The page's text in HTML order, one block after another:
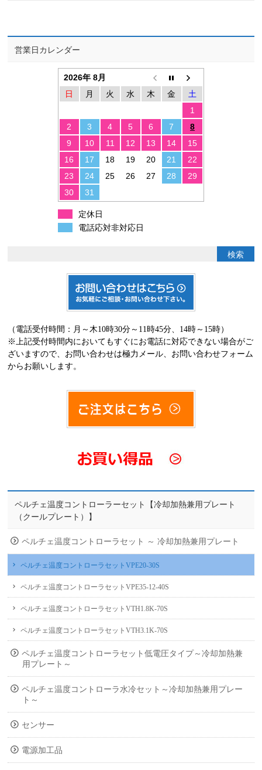
営業日カレンダー
2026年 8月
日
月 火 水 木 金
土
1
2
3 4 5 6 7
8
9
10 11 12 13 14
15
16
17 18 19 20 21
22
23
24 25 26 27 28
29
30
31
定休日
電話応対非対応日
（電話受付時間：月～木10時30分～11時45分、14時～15時）
※上記受付時間内においてもすぐにお電話に対応できない場合がご
ざいますので、お問い合わせは極力メール、お問い合わせフォーム
からお願いします。
ペルチェ温度コントローラーセット【冷却加熱兼用プレート
（クールプレート）】
ペルチェ温度コントローラセット ～ 冷却加熱兼用プレート
ペルチェ温度コントローラセットVPE20-30S
ペルチェ温度コントローラセットVPE35-12-40S
ペルチェ温度コントローラセットVTH1.8K-70S
ペルチェ温度コントローラセットVTH3.1K-70S
ペルチェ温度コントローラセット低電圧タイプ～冷却加熱兼
用プレート～
ペルチェ温度コントローラ水冷セット～冷却加熱兼用プレー
ト～
センサー
電源加工品